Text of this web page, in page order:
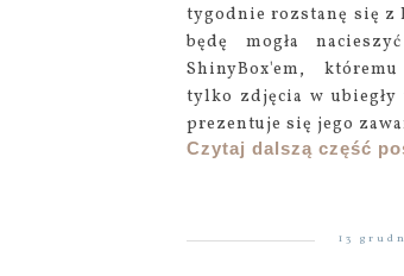
tygodnie rozstanę się z
będę mogła
ShinyBox'em,
tylko zdjęcia w ubiegły
prezentuje się jego
Czytaj dalszą część
13